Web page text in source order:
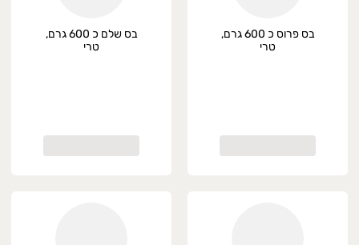
בס פרוס כ 600 גרם,
טרי
בס שלם כ 600 גרם,
טרי